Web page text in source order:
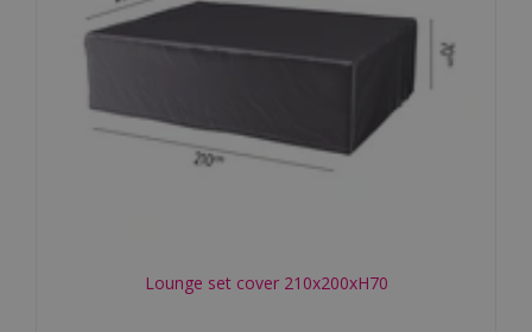
Lounge set cover 210x200xH70